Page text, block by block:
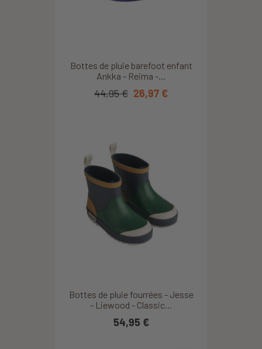
Bottes de pluie barefoot enfant
Ankka - Reima -...
44,95 € 26,97 €
Bottes de pluie fourrées - Jesse
- Liewood - Classic...
54,95 €